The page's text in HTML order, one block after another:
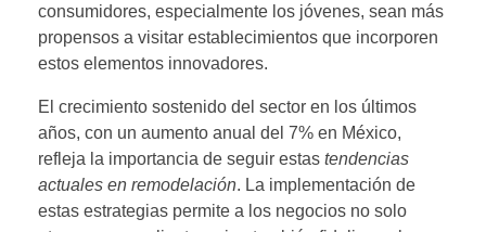
consumidores, especialmente los jóvenes, sean más
propensos a visitar establecimientos que incorporen
estos elementos innovadores.
El crecimiento sostenido del sector en los últimos
años, con un aumento anual del 7% en México,
refleja la importancia de seguir estas tendencias
actuales en remodelación. La implementación de
estas estrategias permite a los negocios no solo